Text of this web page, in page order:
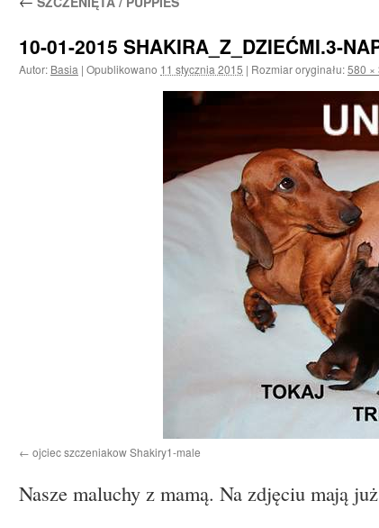
10-01-2015 SHAKIRA_Z_DZIEĆMI.3-
Autor: Basia | Opublikowano 11 stycznia 2015 | Rozmiar oryginału:580 ×
ojciec szczeniakow Shakiry1-male
Nasze maluchy z mamą. Na zdjęciu mają